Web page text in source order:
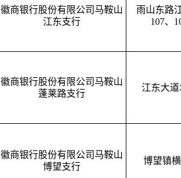
徽商银行股份有限公司马鞍山
江东支行
雨山东路
107、
徽商银行股份有限公司马鞍山
蓬莱路支行
江东大
徽商银行股份有限公司马鞍山
博望支行
博望镇